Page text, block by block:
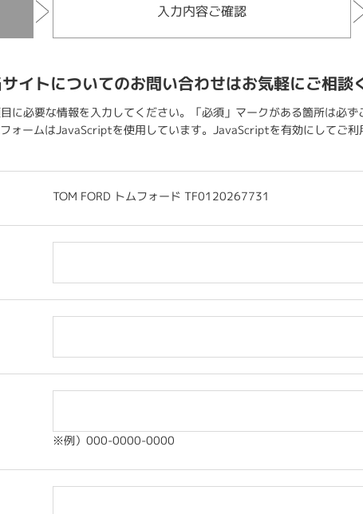
入力内容ご確認
イトについてのお問い合わせはお気軽にご相談
に必要な情報を入力してください。「必須」マークがある箇所は必ず
ォームはJavaScriptを使用しています。JavaScriptを有効にしてご利
TOM FORD トムフォード TF0120267731
※例）000-0000-0000